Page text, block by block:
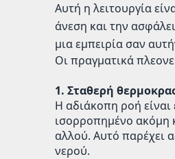
Αυτή η λειτουργία
άνεση και την
μια εμπειρία σαν
Οι πραγματικά
1. Σταθερή
Η αδιάκοπη ροή είναι
ισορροπημένο ακόμη
αλλού. Αυτό παρέχει
νερού.